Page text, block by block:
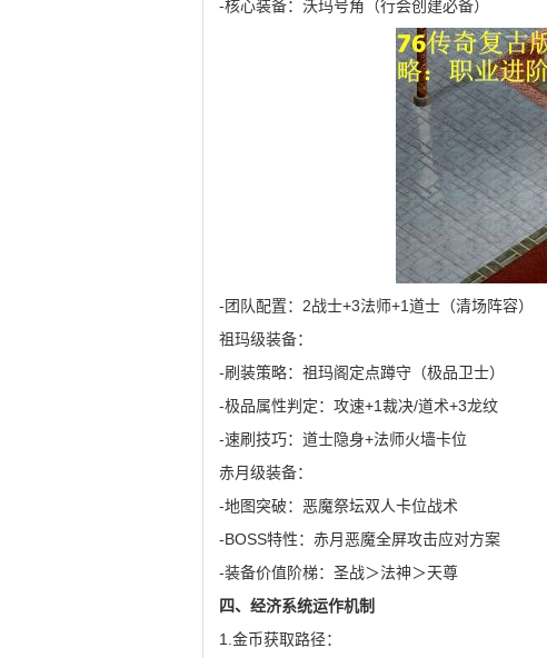
-核心装备：沃玛号角（行会创建必备）
-团队配置：2战士+3法师+1道士（清场阵容）
祖玛级装备：
-刷装策略：祖玛阁定点蹲守（极品卫士）
-极品属性判定：攻速+1裁决/道术+3龙纹
-速刷技巧：道士隐身+法师火墙卡位
赤月级装备：
-地图突破：恶魔祭坛双人卡位战术
-BOSS特性：赤月恶魔全屏攻击应对方案
-装备价值阶梯：圣战＞法神＞天尊
四、经济系统运作机制
1.金币获取路径：